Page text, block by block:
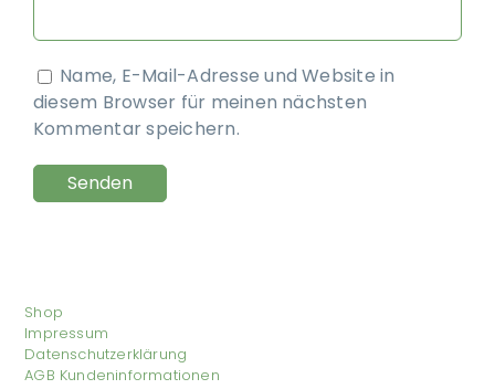
Name, E-Mail-Adresse und Website in
diesem Browser für meinen nächsten
Kommentar speichern.
Shop
Impressum
Datenschutzerklärung
AGB Kundeninformationen